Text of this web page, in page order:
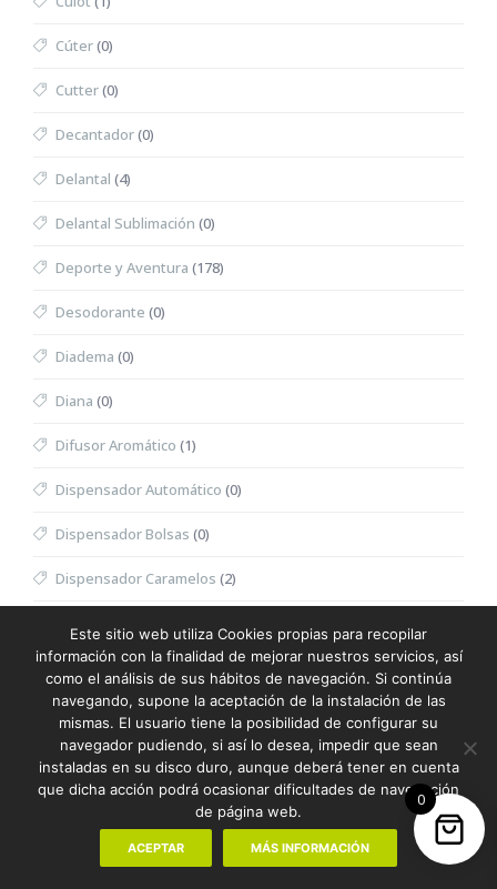
Cúter(0)
Cutter(0)
Decantador(0)
Delantal (4)
Delantal Sublimación (0)
Deporte y Aventura (178)
Desodorante (0)
Diadema (0)
Diana (0)
Difusor Aromático (1)
Dispensador Automático (0)
Dispensador Bolsas (0)
Dispensador Caramelos (2)
Divot(0)
Dominó (0)
Doudou(0)
Dron (0)
Eau de Toilette Hombre
0
Este sitio web utiliza Cookies propias para recopilar
información con la finalidad de mejorar nuestros servicios, así
como el análisis de sus hábitos de navegación. Si continúa
navegando, supone la aceptación de la instalación de las
mismas. El usuario tiene la posibilidad de configurar su
navegador pudiendo, si así lo desea, impedir que sean
instaladas en su disco duro, aunque deberá tener en cuenta
que dicha acción podrá ocasionar dificultades de navegación
de página web.
ACEPTAR MÁS INFORMACIÓN